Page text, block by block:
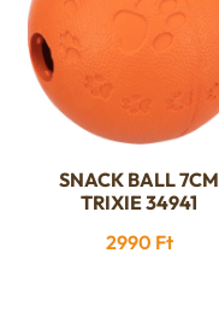
SNACK BALL 7CM
TRIXIE 34941
2990 Ft